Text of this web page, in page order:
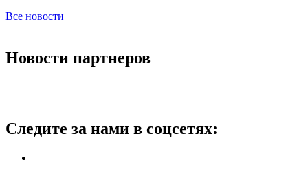
Все новости
Новости партнеров
Следите за нами в соцсетях: